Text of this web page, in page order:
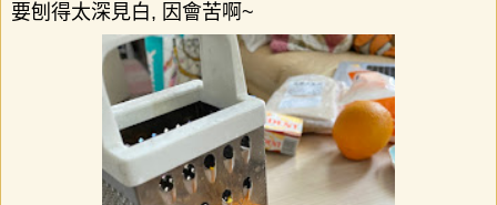
要刨得太深見白, 因會苦啊~